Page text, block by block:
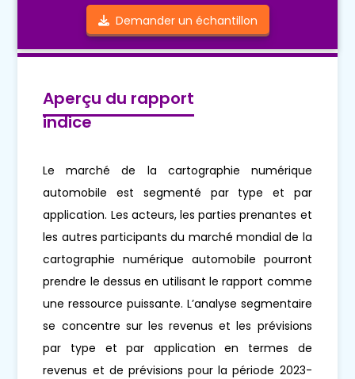
Demander un échantillon
Aperçu du rapport
indice
Le marché de la cartographie numérique
automobile est segmenté par type et par
application. Les acteurs, les parties prenantes et
les autres participants du marché mondial de la
cartographie numérique automobile pourront
prendre le dessus en utilisant le rapport comme
une ressource puissante. L’analyse segmentaire
se concentre sur les revenus et les prévisions
par type et par application en termes de
revenus et de prévisions pour la période 2023-